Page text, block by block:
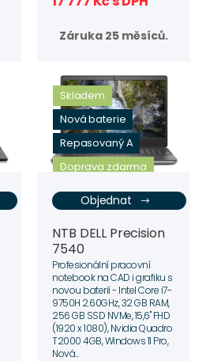
Záruka 25 měsíců.
Skladem
Nová baterie
Repasovaný A
Doprava zdarma
Objednat
NTB DELL Precision
7540
Profesionální pracovní
notebook na CAD i grafiku s
novou baterií - Intel Core i7-
9750H 2.60GHz, 32 GB RAM,
256 GB SSD NVMe, 15,6" FHD
(1920 x 1080), Nvidia Quadro
T2000 4GB, Windows 11 Pro,
Nová...